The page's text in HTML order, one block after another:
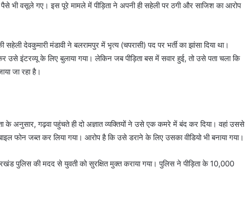
भी वसूले गए। इस पूरे मामले में पीड़िता ने अपनी ही सहेली पर ठगी और साजिश का आरोप
देवकुमारी मंडावी ने बलरामपुर में भृत्य (चपरासी) पद पर भर्ती का झांसा दिया था।
उसे इंटरव्यू के लिए बुलाया गया। लेकिन जब पीड़िता बस में सवार हुई, तो उसे पता चला कि
जा रहा है।
के अनुसार, गढ़वा पहुंचते ही दो अज्ञात व्यक्तियों ने उसे एक कमरे में बंद कर दिया। वहां उससे
फोन जब्त कर लिया गया। आरोप है कि उसे डराने के लिए उसका वीडियो भी बनाया गया।
पुलिस की मदद से युवती को सुरक्षित मुक्त कराया गया। पुलिस ने पीड़िता के 10,000